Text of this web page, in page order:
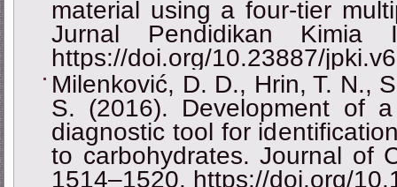
material using a four-tier
Jurnal Pendidikan Kimia
https://doi.org/10.23887/
Milenković, D. D., Hrin, T. N.,
S. (2016). Development of
diagnostic tool for
to carbohydrates. Journal of
1514–1520. https://doi.org/